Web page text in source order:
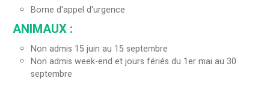
Borne d'appel d'urgence
ANIMAUX :
Non admis 15 juin au 15 septembre
Non admis week-end et jours fériés du 1er mai au 30
septembre